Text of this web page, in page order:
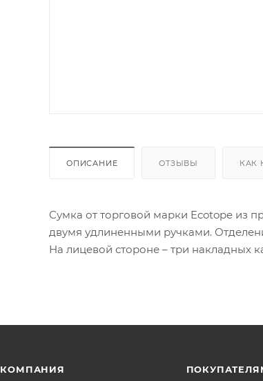
ОПИСАНИЕ ОТЗЫВЫ КАК
Сумка от торговой марки Ecotope из
двумя удлиненными ручками.
На лицевой стороне – три накладных
КОМПАНИЯ